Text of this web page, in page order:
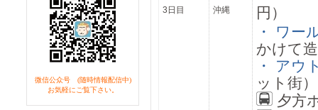
微信公众号 (随時情報配信中)
お気軽にご覧下さい。
3日目 沖縄
円）
・ ワー
かけて
・ アウ
ット街
夕方